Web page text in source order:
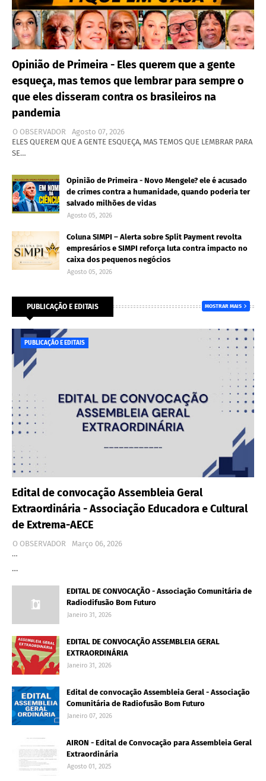
Opinião de Primeira - Eles querem que a gente
esqueça, mas temos que lembrar para sempre o
que eles disseram contra os brasileiros na
pandemia
O OBSERVADOR
Agosto 07, 2026
ELES QUEREM QUE A GENTE ESQUEÇA, MAS TEMOS QUE LEMBRAR PARA
SE…
Opinião de Primeira - Novo Mengele? ele é acusado
de crimes contra a humanidade, quando poderia ter
salvado milhões de vidas
Agosto 05, 2026
Coluna SIMPI – Alerta sobre Split Payment revolta
empresários e SIMPI reforça luta contra impacto no
caixa dos pequenos negócios
Agosto 05, 2026
PUBLICAÇÃO E EDITAIS MOSTRAR MAIS
PUBLICAÇÃO E EDITAIS
Edital de convocação Assembleia Geral
Extraordinária - Associação Educadora e Cultural
de Extrema-AECE
O OBSERVADOR
Março 06, 2026
…
…
EDITAL DE CONVOCAÇÃO - Associação Comunitária de
Radiodifusão Bom Futuro
Janeiro 31, 2026
EDITAL DE CONVOCAÇÃO ASSEMBLEIA GERAL
EXTRAORDINÁRIA
Janeiro 31, 2026
Edital de convocação Assembleia Geral - Associação
Comunitária de Radiofusão Bom Futuro
Janeiro 07, 2026
AIRON - Edital de Convocação para Assembleia Geral
Extraordinária
Agosto 01, 2025